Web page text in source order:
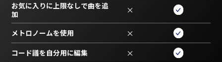
お気に入りに上限なしで曲を追
加
×
メトロノームを使用 ×
コード譜を自分用に編集 ×